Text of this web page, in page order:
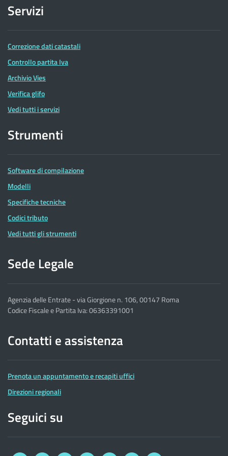
Servizi
Correzione dati catastali
Controllo partita Iva
Archivio Vies
Verifica glifo
Vedi tutti i servizi
Strumenti
Software di compilazione
Modelli
Specifiche tecniche
Codici tributo
Vedi tutti gli strumenti
Sede Legale
Agenzia delle Entrate - via Giorgione n. 106, 00147 Roma
Codice Fiscale e Partita Iva: 06363391001
Contatti e assistenza
Prenota un appuntamento e recapiti uffici
Direzioni regionali
Seguici su